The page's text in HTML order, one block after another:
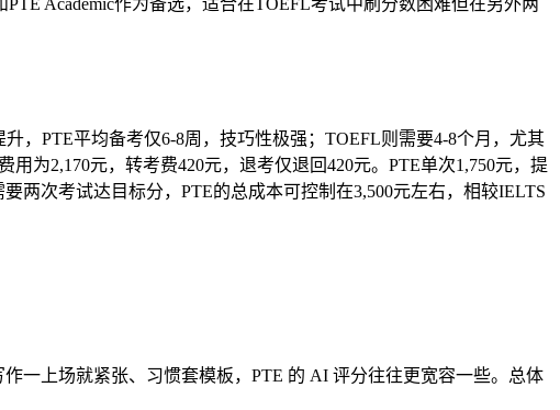
，PTE平均备考仅6-8周，技巧性极强；TOEFL则需要4-8个月，尤其
为2,170元，转考费420元，退考仅退回420元。PTE单次1,750元，提
两次考试达目标分，PTE的总成本可控制在3,500元左右，相较IELTS
一上场就紧张、习惯套模板，PTE 的 AI 评分往往更宽容一些。总体